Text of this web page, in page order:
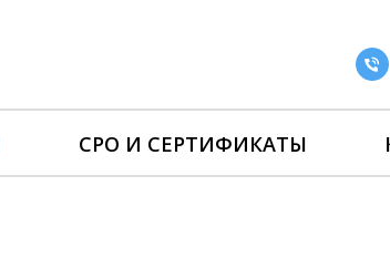
СРО И СЕРТИФИКАТЫ